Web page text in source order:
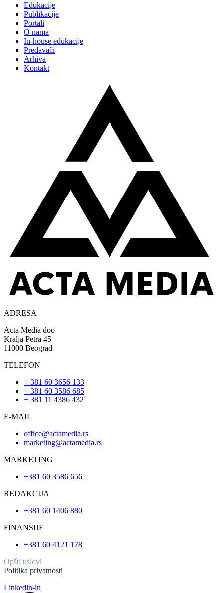
Edukacije
Publikacije
Portali
O nama
In-house edukacije
Predavači
Arhiva
Kontakt
ADRESA
Acta Media doo
Kralja Petra 45
11000 Beograd
TELEFON
+ 381 60 3656 133
+ 381 60 3586 685
+ 381 11 4386 432
E-MAIL
office@actamedia.rs
marketing@actamedia.rs
MARKETING
+381 60 3586 656
REDAKCIJA
+381 60 1406 880
FINANSIJE
+381 60 4121 178
Opšti uslovi
Politika privatnosti
Linkedin-in